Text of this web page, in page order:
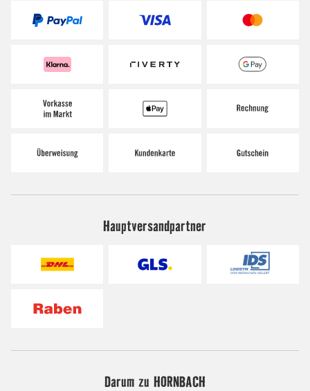
Hauptversandpartner
Darum zu HORNBACH